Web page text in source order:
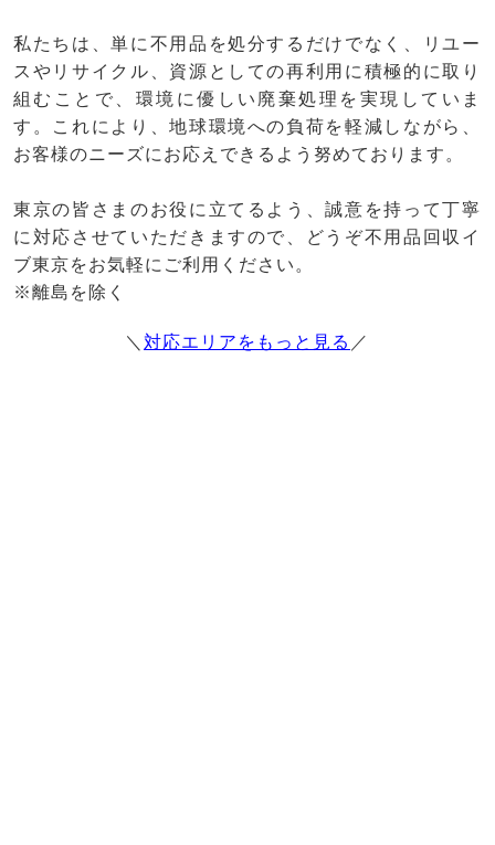
私たちは、単に不用品を処分するだけでなく、リユー
スやリサイクル、資源としての再利用に積極的に取り
組むことで、環境に優しい廃棄処理を実現していま
す。これにより、地球環境への負荷を軽減しながら、
お客様のニーズにお応えできるよう努めております。
東京の皆さまのお役に立てるよう、誠意を持って丁寧
に対応させていただきますので、どうぞ不用品回収イ
ブ東京をお気軽にご利用ください。
※離島を除く
＼ 対応エリアをもっと見る ／